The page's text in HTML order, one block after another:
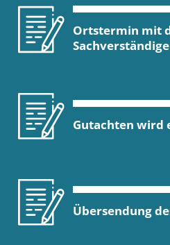
Ortstermin mit
Gutachten wird
Übersendung